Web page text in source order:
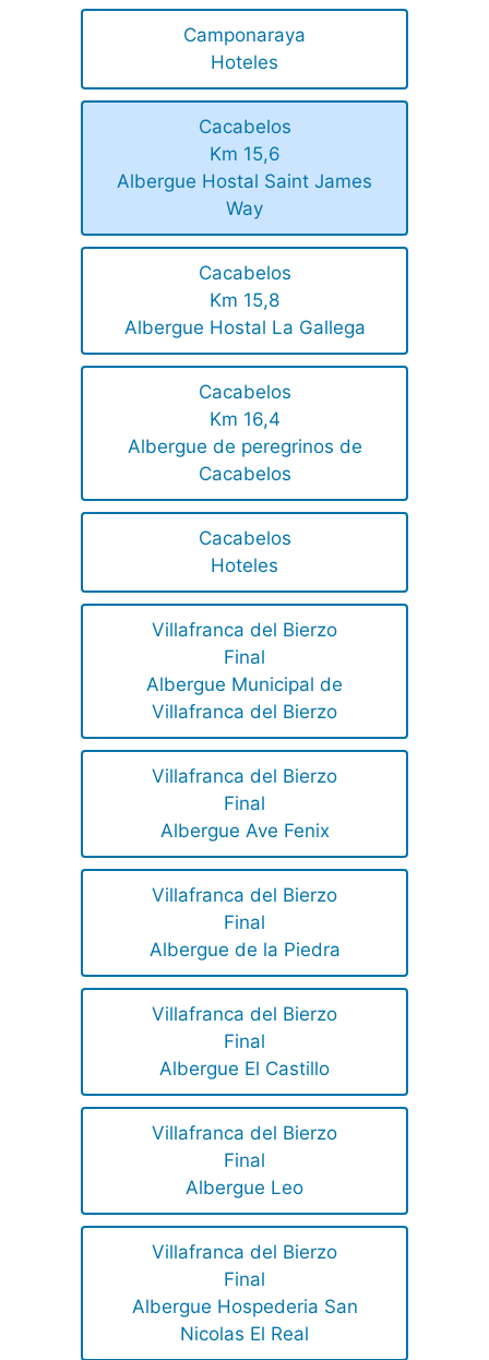
Camponaraya
Hoteles
Cacabelos
Km 15,6
Albergue Hostal Saint James
Way
Cacabelos
Km 15,8
Albergue Hostal La Gallega
Cacabelos
Km 16,4
Albergue de peregrinos de
Cacabelos
Cacabelos
Hoteles
Villafranca del Bierzo
Final
Albergue Municipal de
Villafranca del Bierzo
Villafranca del Bierzo
Final
Albergue Ave Fenix
Villafranca del Bierzo
Final
Albergue de la Piedra
Villafranca del Bierzo
Final
Albergue El Castillo
Villafranca del Bierzo
Final
Albergue Leo
Villafranca del Bierzo
Final
Albergue Hospederia San
Nicolas El Real